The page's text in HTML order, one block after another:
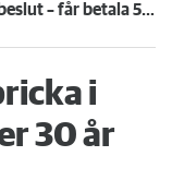
Kvinna kapade lägenhet efter vräkningsbeslut – får betala 50 000
i
30 år